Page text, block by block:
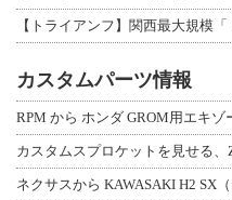
カスタムパーツ情報
ネクサスから KAWASAKI H2 SX